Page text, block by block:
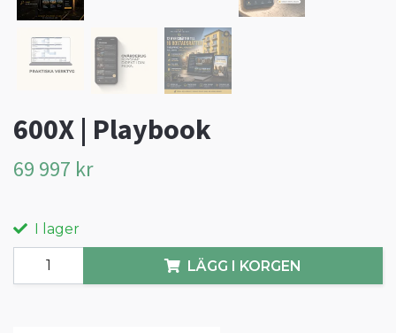
600X | Playbook
69 997 kr
I lager
LÄGG I KORGEN